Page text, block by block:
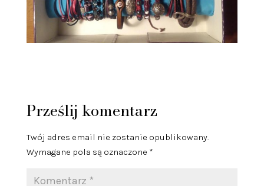
Prześlij komentarz
Twój adres email nie zostanie opublikowany.
Wymagane pola są oznaczone *